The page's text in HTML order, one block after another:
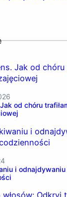
od chóru
i